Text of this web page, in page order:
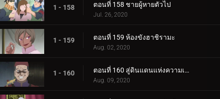
1 - 158 ตอนที่ 158 ชายผู้หายตัวไป
Jul. 26, 2020
1 - 159 ตอนที่ 159 ห้องขังฮาชิรามะ
Aug. 02, 2020
1 - 160 ตอนที่ 160 สู่ดินแดนแห่งความเงียบงัน
Aug. 09, 2020